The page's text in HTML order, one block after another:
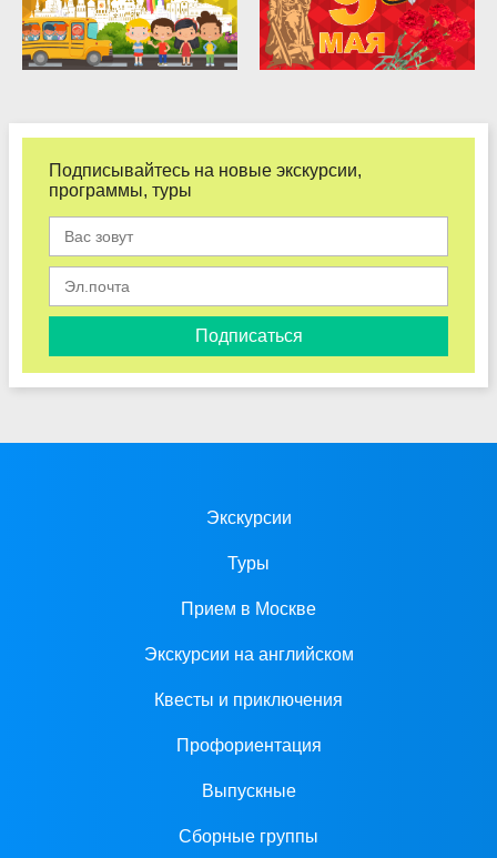
Подписывайтесь на новые экскурсии,
программы, туры
Подписаться
Экскурсии
Туры
Прием в Москве
Экскурсии на английском
Квесты и приключения
Профориентация
Выпускные
Сборные группы